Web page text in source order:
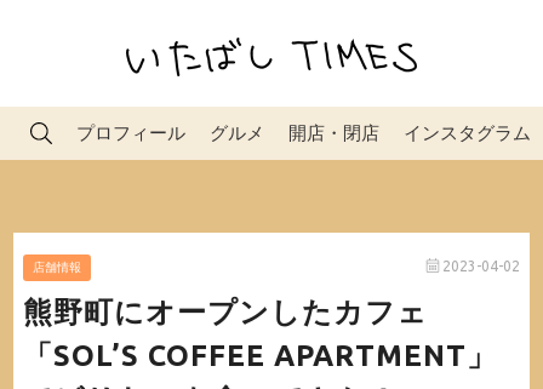
プロフィール グルメ 開店・閉店 インスタグラム
店舗情報 2023-04-02
熊野町にオープンしたカフェ
「SOL’S COFFEE APARTMENT」